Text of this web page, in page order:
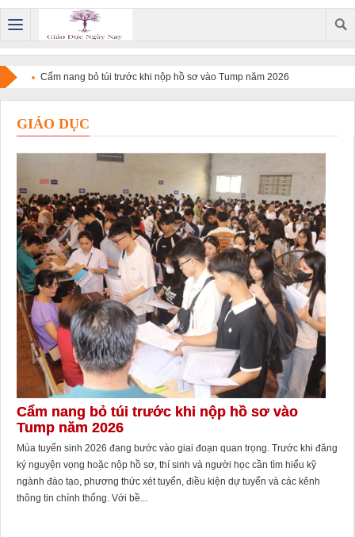
Cẩm nang bỏ túi trước khi nộp hồ sơ vào Tump năm 2026
GIÁO DỤC
Cẩm nang bỏ túi trước khi nộp hồ sơ vào
Tump năm 2026
Mùa tuyển sinh 2026 đang bước vào giai đoạn quan trọng. Trước khi đăng
ký nguyện vọng hoặc nộp hồ sơ, thí sinh và người học cần tìm hiểu kỹ
ngành đào tạo, phương thức xét tuyển, điều kiện dự tuyển và các kênh
thông tin chính thống. Với bề...